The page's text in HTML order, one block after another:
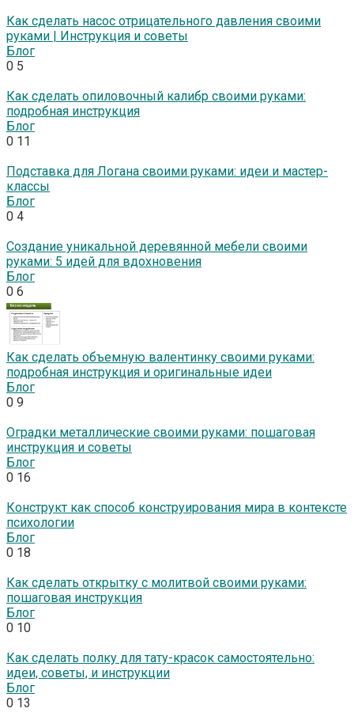
Как сделать насос отрицательного давления своими
руками | Инструкция и советы
Блог
0 5
Как сделать опиловочный калибр своими руками:
подробная инструкция
Блог
0 11
Подставка для Логана своими руками: идеи и мастер-
классы
Блог
0 4
Создание уникальной деревянной мебели своими
руками: 5 идей для вдохновения
Блог
0 6
Как сделать объемную валентинку своими руками:
подробная инструкция и оригинальные идеи
Блог
0 9
Оградки металлические своими руками: пошаговая
инструкция и советы
Блог
0 16
Конструкт как способ конструирования мира в контексте
психологии
Блог
0 18
Как сделать открытку с молитвой своими руками:
пошаговая инструкция
Блог
0 10
Как сделать полку для тату-красок самостоятельно:
идеи, советы, и инструкции
Блог
0 13